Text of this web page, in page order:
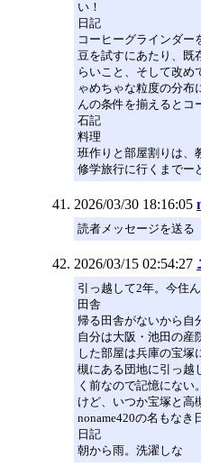
い！
日記
コーヒーグラインダー
豆を試すにあたり、既
らいこと、そして改め
ゃめちゃな粒度の分布
んの条件を揃えるとコ
石記
料理
班作りと部屋割りは、
修学旅行に行くまでー
2026/03/30 18:16:05
読者メッセージを送る
2026/03/15 02:54:27
引っ越して2年。今住
田舎
帰る田舎がないから自
自分は大阪・池田の産
した部屋は兵庫の宝塚
槻にある団地に引っ越
く前なので記憶にな
けど、いつか宝塚と高
noname420の名もなき
日記
朝から雨。洗濯しな